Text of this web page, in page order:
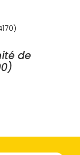
l'Hérault
mobilité, potentiel
neufs tu
des
de